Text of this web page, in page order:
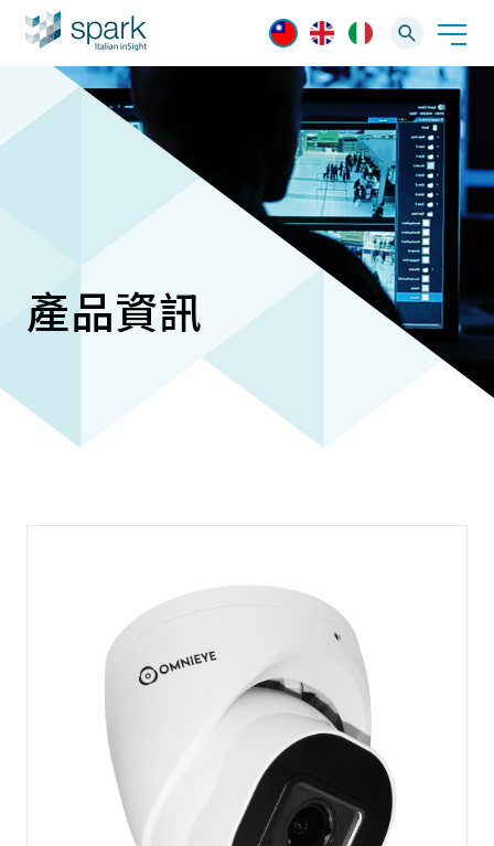
AI VMS 影像管理平台
AI 一站式解決方案
輕量化監控(16-32路)
大範圍監控(64-256路)
最新消息
產品資訊